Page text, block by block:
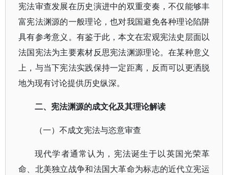
宪法审查发展在历史演进中的双重变奏，不仅能够丰
富宪法渊源的一般理论，也对我国避免各种理论陷阱
具有参考意义。有鉴于此，本文在宏观宪法史层面以
法国宪法为主要素材反思宪法渊源理论。在某种意义
上，与当下宪法实践保持一定距离，反而可以更洒脱
地为现有讨论提供历史纵深。
二、宪法渊源的成文化及其理论解读
（一）不成文宪法与恣意审查
现代学者通常认为，宪法诞生于以英国光荣革
命、北美独立战争和法国大革命为标志的近代立宪运